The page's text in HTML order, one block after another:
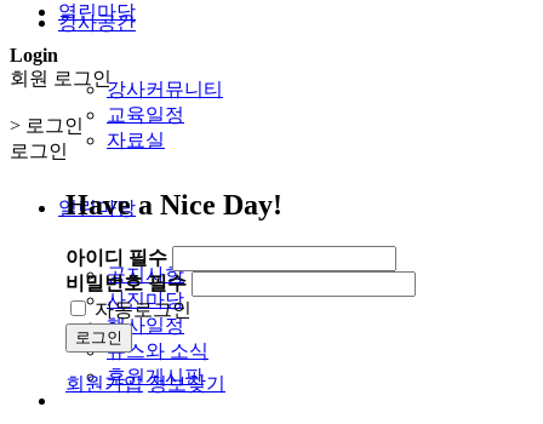
강사공간
강사커뮤니티
교육일정
자료실
열린마당
공지사항
사진마당
행사일정
뉴스와 소식
후원게시판
열린마당
Login
회원 로그인
> 로그인
로그인
Have a Nice Day!
아이디 필수
비밀번호필수
자동로그인
로그인
회원가입 정보찾기